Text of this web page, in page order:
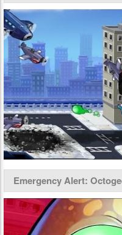
Emergency Alert: